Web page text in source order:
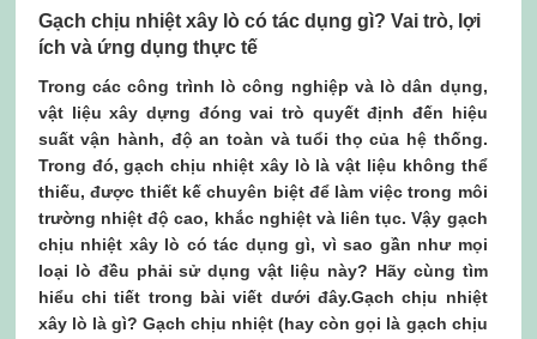
Gạch chịu nhiệt xây lò có tác dụng gì? Vai trò, lợi
ích và ứng dụng thực tế
Trong các công trình lò công nghiệp và lò dân dụng,
vật liệu xây dựng đóng vai trò quyết định đến hiệu
suất vận hành, độ an toàn và tuổi thọ của hệ thống.
Trong đó, gạch chịu nhiệt xây lò là vật liệu không thể
thiếu, được thiết kế chuyên biệt để làm việc trong môi
trường nhiệt độ cao, khắc nghiệt và liên tục. Vậy gạch
chịu nhiệt xây lò có tác dụng gì, vì sao gần như mọi
loại lò đều phải sử dụng vật liệu này? Hãy cùng tìm
hiểu chi tiết trong bài viết dưới đây.Gạch chịu nhiệt
xây lò là gì? Gạch chịu nhiệt (hay còn gọi là gạch chịu